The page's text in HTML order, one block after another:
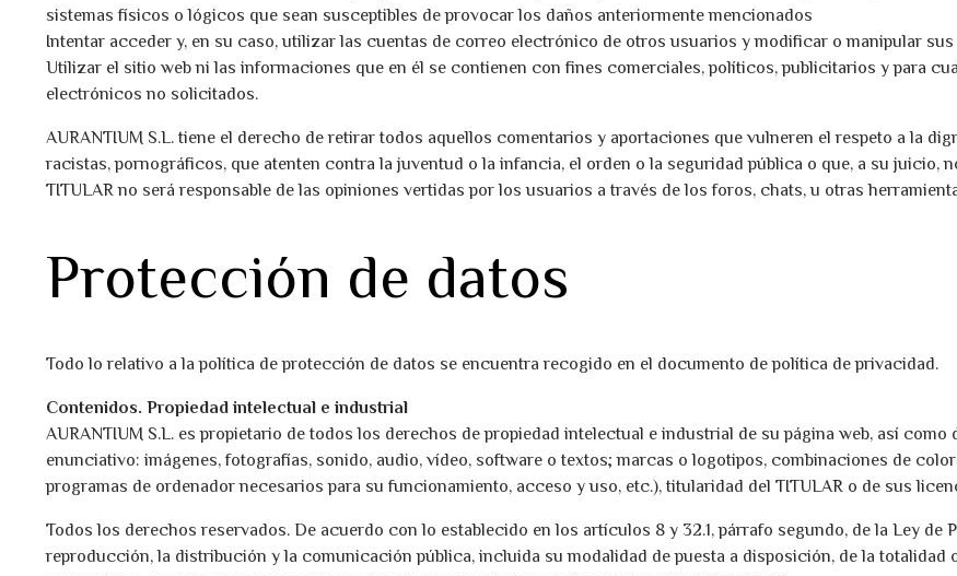
sistemas físicos o lógicos que sean susceptibles de provocar los daños anteriormente mencionados
Intentar acceder y, en su caso, utilizar las cuentas de correo electrónico de otros usuarios y modificar o manipular sus
Utilizar el sitio web ni las informaciones que en él se contienen con fines comerciales, políticos, publicitarios y para
electrónicos no solicitados.
AURANTIUM S.L. tiene el derecho de retirar todos aquellos comentarios y aportaciones que vulneren el respeto a la
racistas, pornográficos, que atenten contra la juventud o la infancia, el orden o la seguridad pública o que, a su juicio,
TITULAR no será responsable de las opiniones vertidas por los usuarios a través de los foros, chats, u otras
Protección de datos
Todo lo relativo a la política de protección de datos se encuentra recogido en el documento de política de privacidad.
Contenidos. Propiedad intelectual e industrial
AURANTIUM S.L. es propietario de todos los derechos de propiedad intelectual e industrial de su página web, así
enunciativo: imágenes, fotografías, sonido, audio, vídeo, software o textos; marcas o logotipos, combinaciones de
programas de ordenador necesarios para su funcionamiento, acceso y uso, etc.), titularidad del TITULAR o de sus
Todos los derechos reservados. De acuerdo con lo establecido en los artículos 8 y 32.1, párrafo segundo, de la Ley de
reproducción, la distribución y la comunicación pública, incluida su modalidad de puesta a disposición, de la totalidad